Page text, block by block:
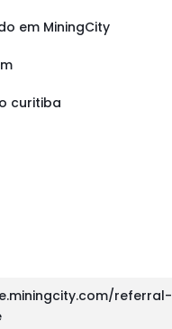
em MiningCity
curitiba
referral-